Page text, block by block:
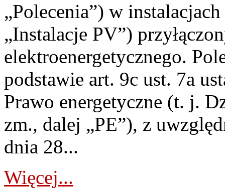
„Polecenia”) w
„Instalacje PV”)
elektroenergetycznego.
podstawie art. 9c ust. 7a
Prawo energetyczne (t. j.
zm., dalej „PE”), z
dnia 28...
Więcej...